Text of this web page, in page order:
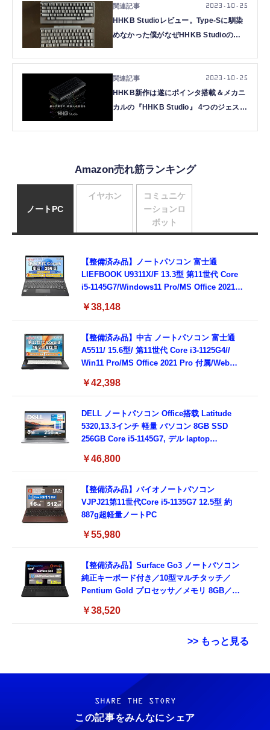
HHKB Studioレビュー。Type-Sに馴染
めなかった僕がなぜHHKB Studioの軍
2023.10.25
HHKB新作は遂にポインタ搭載＆メカニ
カルの『HHKB Studio』 4つのジェスチ
2023.10.25
Amazon売れ筋ランキング
ノートPC
【整備済み品】ノートパソコン 富士通
LIEFBOOK U9311X/F 13.3型 第11世代 Core
i5-1145G7/Windows11 Pro/MS Office 2021搭
Type-C/360度回転対応/有線静音マウス付
8GB,SSD256GB)
￥38,148
【整備済み品】中古 ノートパソコン 富士通
A5511/ 15.6型/ 第11世代 Core i3-1125G4//
Win11 Pro/MS Office 2021 Pro 付属/Webカ
3.0)/ 有線静音マウス付属/ 180日保証（メモリ
￥42,398
DELL ノートパソコン Office搭载 Latitude
5320,13.3インチ 軽量 パソコン 8GB SSD
256GB Core i5-1145G7, デル laptop
ド付き (整備済み品)
￥46,800
【整備済み品】バイオノートパソコン
VJPJ21第11世代Core i5-1135G7 12.5型 約
887g超軽量ノートPC
￥55,980
【整備済み品】Surface Go3 ノートパソコン
純正キーボード付き／10型マルチタッチ／
Pentium Gold プロセッサ／メモリ 8GB／
Bluetooth5.0／USB-C／1080p顔認証カメラ
￥38,520
>> もっと見る
イヤホン
Grithope イヤホン タイプC【2026新モデル
耐久性】 有線イヤホン マイク付き HiFi音質
ノイズ低減 重低音 遅延なし
￥949
コミュニケ
ーションロ
ボット
霊界コミュニケーションロボット BAKETAN
WARASHI ばけたん ワラシ 改 KAI
￥5,400
SHARE THE STORY
この記事をみんなにシェア